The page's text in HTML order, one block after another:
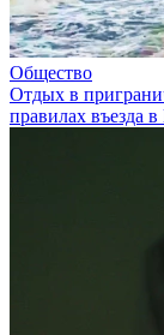
Общество
Отдых в
правилах въезда